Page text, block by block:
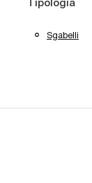
Tipologia
Sgabelli